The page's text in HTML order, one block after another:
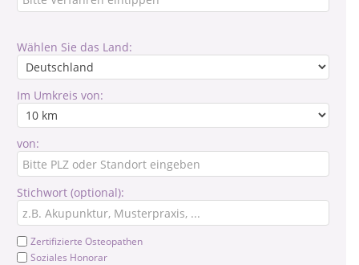
Wählen Sie das Land:
Im Umkreis von:
von:
Stichwort (optional):
Zertifizierte Osteopathen
Soziales Honorar